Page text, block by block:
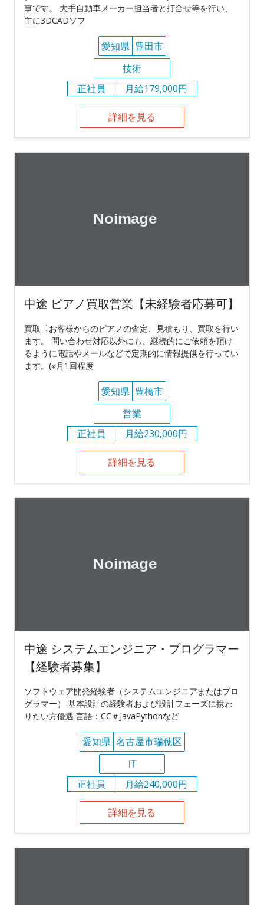
事です。 大手自動車メーカー担当者と打合せ等を行い、
主に3DCADソフ
愛知県 豊田市
技術
正社員
月給179,000円
詳細を見る
中途 ピアノ買取営業【未経験者応募可】
買取︓お客様からのピアノの査定、⾒積もり、買取を⾏い
ます。 問い合わせ対応以外にも、継続的にご依頼を頂け
るように電話やメールなどで定期的に情報提供を⾏ってい
ます。(※⽉1回程度
愛知県 豊橋市
営業
正社員
月給230,000円
詳細を見る
中途 システムエンジニア・プログラマー
【経験者募集】
ソフトウェア開発経験者（システムエンジニアまたはプロ
グラマー） 基本設計の経験者および設計フェーズに携わ
りたい方優遇 言語：CC＃JavaPythonなど
愛知県 名古屋市瑞穂区
IT
正社員
月給240,000円
詳細を見る